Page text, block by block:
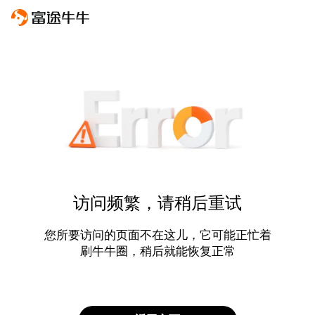
访问频繁，请稍后重试
您所要访问的页面不在这儿，它可能正忙着
刷牛牛圈，稍后就能恢复正常